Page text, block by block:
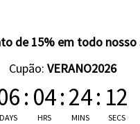
de 15% em todo
Cupão: VERANO2026
DAYS
: 04
HRS
:24
MINS
: 11
SECS